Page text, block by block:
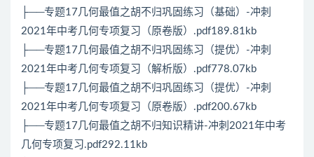
├──专题17几何最值之胡不归巩固练习（基础）-冲刺
2021年中考几何专项复习（原卷版）.pdf189.81kb
├──专题17几何最值之胡不归巩固练习（提优）-冲刺
2021年中考几何专项复习（解析版）.pdf778.07kb
├──专题17几何最值之胡不归巩固练习（提优）-冲刺
2021年中考几何专项复习（原卷版）.pdf200.67kb
├──专题17几何最值之胡不归知识精讲-冲刺2021年中考
几何专项复习.pdf292.11kb